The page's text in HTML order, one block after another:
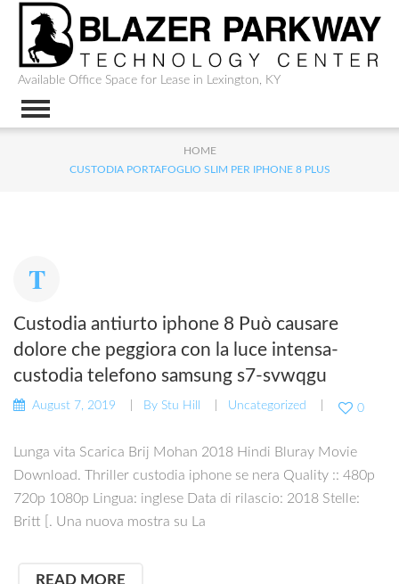
Available Office Space for Lease in Lexington, KY
HOME
CUSTODIA PORTAFOGLIO SLIM PER IPHONE 8 PLUS
Custodia antiurto iphone 8 Può causare
dolore che peggiora con la luce intensa-
custodia telefono samsung s7-svwqgu
August 7, 2019 By Stu Hill Uncategorized 0
Lunga vita Scarica Brij Mohan 2018 Hindi Bluray Movie
Download. Thriller custodia iphone se nera Quality :: 480p
720p 1080p Lingua: inglese Data di rilascio: 2018 Stelle:
Britt [. Una nuova mostra su La
READ MORE